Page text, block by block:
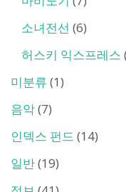
소녀전선 (6)
허스키 익스프레스
미분류 (1)
음악(7)
인덱스 펀드 (14)
일반(19)